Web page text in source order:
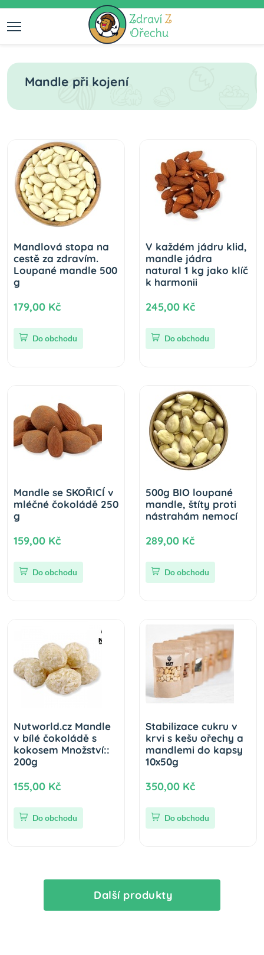
Mandle při kojení
Mandlová stopa na
cestě za zdravím.
Loupané mandle 500
g
179,00 Kč
Do obchodu
V každém jádru klid,
mandle jádra
natural 1 kg jako klíč
k harmonii
245,00 Kč
Do obchodu
Mandle se SKOŘICÍ v
mléčné čokoládě 250
g
159,00 Kč
Do obchodu
500g BIO loupané
mandle, štíty proti
nástrahám nemocí
289,00 Kč
Do obchodu
Nutworld.cz Mandle
v bílé čokoládě s
kokosem Množství::
200g
155,00 Kč
Do obchodu
Stabilizace cukru v
krvi s kešu ořechy a
mandlemi do kapsy
10x50g
350,00 Kč
Do obchodu
Další produkty